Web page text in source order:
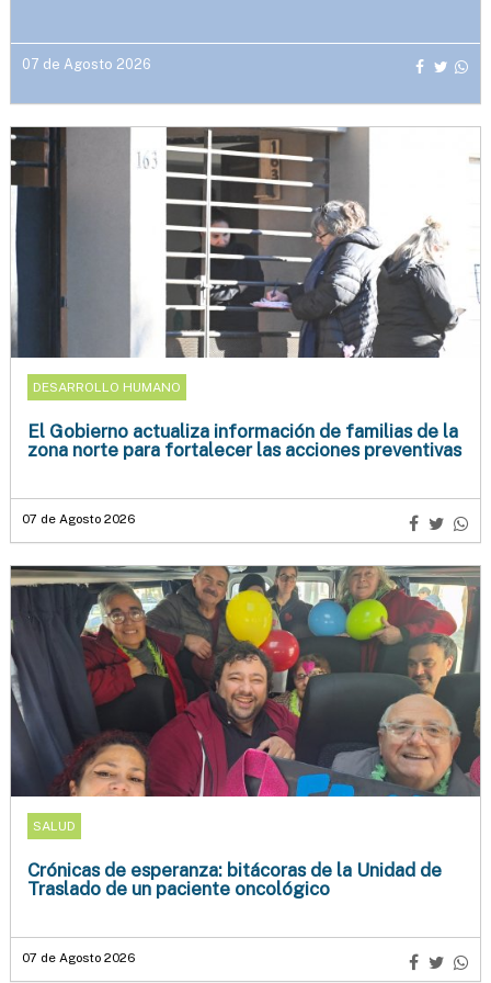
07 de Agosto 2026
DESARROLLO HUMANO
El Gobierno actualiza información de familias de la
zona norte para fortalecer las acciones preventivas
07 de Agosto 2026
SALUD
Crónicas de esperanza: bitácoras de la Unidad de
Traslado de un paciente oncológico
07 de Agosto 2026